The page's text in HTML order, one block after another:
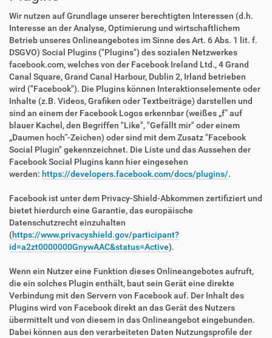
Wir nutzen auf Grundlage unserer berechtigten Interessen (d.h.
Interesse an der Analyse, Optimierung und wirtschaftlichem
Betrieb unseres Onlineangebotes im Sinne des Art. 6 Abs. 1 lit. f.
DSGVO) Social Plugins ("Plugins") des sozialen Netzwerkes
facebook.com, welches von der Facebook Ireland Ltd., 4 Grand
Canal Square, Grand Canal Harbour, Dublin 2, Irland betrieben
wird ("Facebook"). Die Plugins können Interaktionselemente oder
Inhalte (z.B. Videos, Grafiken oder Textbeiträge) darstellen und
sind an einem der Facebook Logos erkennbar (weißes „f“ auf
blauer Kachel, den Begriffen "Like", "Gefällt mir" oder einem
„Daumen hoch“-Zeichen) oder sind mit dem Zusatz "Facebook
Social Plugin" gekennzeichnet. Die Liste und das Aussehen der
Facebook Social Plugins kann hier eingesehen
werden: https://developers.facebook.com/docs/plugins/.
Facebook ist unter dem Privacy-Shield-Abkommen zertifiziert und
bietet hierdurch eine Garantie, das europäische
Datenschutzrecht einzuhalten
(https://www.privacyshield.gov/participant?
id=a2zt0000000GnywAAC&status=Active).
Wenn ein Nutzer eine Funktion dieses Onlineangebotes aufruft,
die ein solches Plugin enthält, baut sein Gerät eine direkte
Verbindung mit den Servern von Facebook auf. Der Inhalt des
Plugins wird von Facebook direkt an das Gerät des Nutzers
übermittelt und von diesem in das Onlineangebot eingebunden.
Dabei können aus den verarbeiteten Daten Nutzungsprofile der